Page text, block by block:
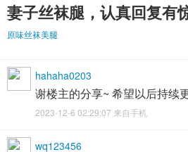
妻子丝袜腿，认真回复有
原味丝袜美腿
hahaha0203
谢楼主的分享~ 希望以后持续
2023-12-6 02:29:07 来自手机
wq123456